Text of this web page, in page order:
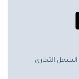
السجل التجاري